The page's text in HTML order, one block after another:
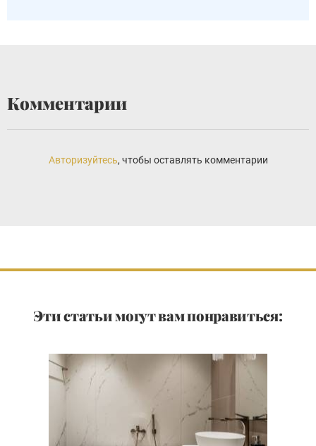
Комментарии
Авторизуйтесь, чтобы оставлять комментарии
Эти статьи могут вам понравиться: